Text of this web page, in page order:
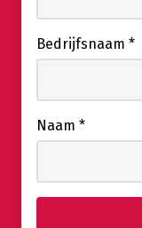
Bedrijfsnaam *
Naam *